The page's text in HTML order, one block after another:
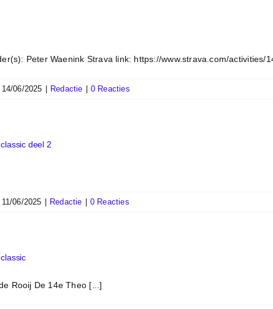
Peter Waenink Strava link: https://www.strava.com/activities/
14/06/2025 Redactie 0 Reacties
deel 2
11/06/2025 Redactie 0 Reacties
Rooij De 14e Theo [...]